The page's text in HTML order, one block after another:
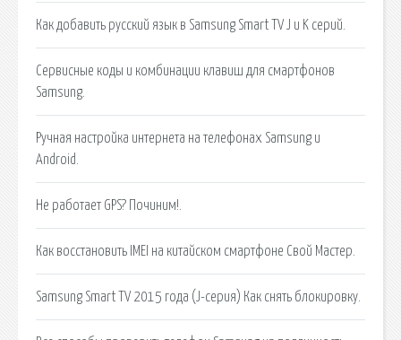
Как добавить русский язык в Samsung Smart TV J и K серий.
Сервисные коды и комбинации клавиш для смартфонов
Samsung.
Ручная настройка интернета на телефонах Samsung и
Android.
Не работает GPS? Починим!.
Как восстановить IMEI на китайском смартфоне Свой Мастер.
Samsung Smart TV 2015 года (J-серия) Как снять блокировку.